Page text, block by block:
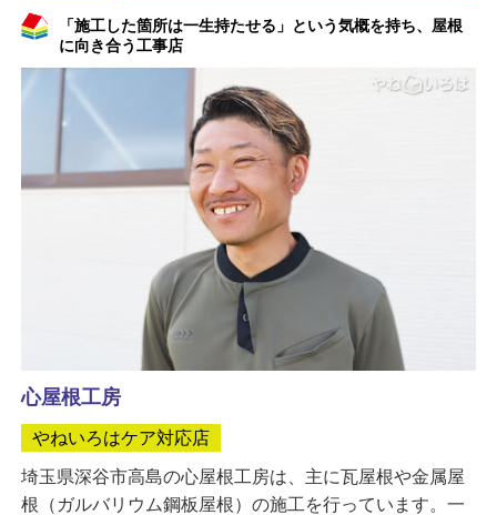
「施工した箇所は一生持たせる」という気概を持ち、屋根
に向き合う工事店
心屋根工房
やねいろはケア対応店
埼玉県深谷市高島の心屋根工房は、主に瓦屋根や金属屋
根（ガルバリウム鋼板屋根）の施工を行っています。一